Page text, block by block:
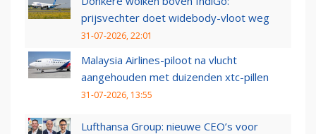
prijsvechter doet widebody-vloot weg
31-07-2026, 22:01
Malaysia Airlines-piloot na vlucht
aangehouden met duizenden xtc-pillen
31-07-2026, 13:55
Lufthansa Group: nieuwe CEO’s voor